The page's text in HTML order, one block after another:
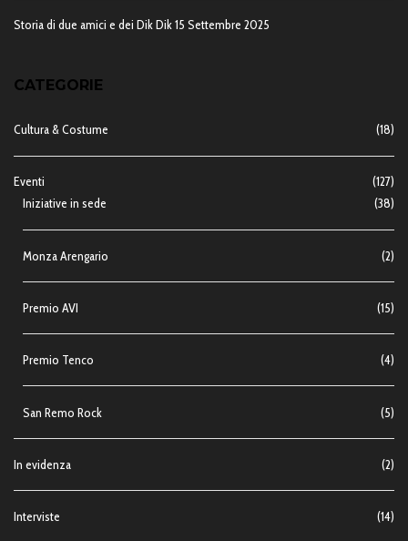
Storia di due amici e dei Dik Dik15 Settembre 2025
CATEGORIE
Cultura & Costume (18)
Eventi
(127)
Iniziative in sede
(38)
Monza Arengario (2)
Premio AVI (15)
Premio Tenco (4)
San Remo Rock (5)
In evidenza (2)
Interviste (14)